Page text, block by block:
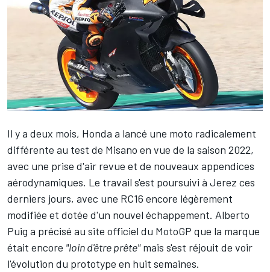
Il y a deux mois, Honda a lancé une moto radicalement
différente au test de Misano en vue de la saison 2022,
avec une prise d'air revue et de nouveaux appendices
aérodynamiques. Le travail s'est poursuivi à Jerez ces
derniers jours, avec une RC16 encore légèrement
modifiée et dotée d'un nouvel échappement. Alberto
Puig a précisé au site officiel du MotoGP que la marque
était encore "loin d'être prête"mais s'est réjouit de voir
l'évolution du prototype en huit semaines.